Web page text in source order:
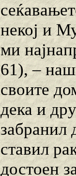
некој и
ми
61), –
своите
дека и
забранил
ставил
достоен